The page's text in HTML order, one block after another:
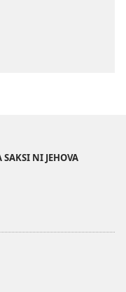
SA
SA
NI JEHOVA